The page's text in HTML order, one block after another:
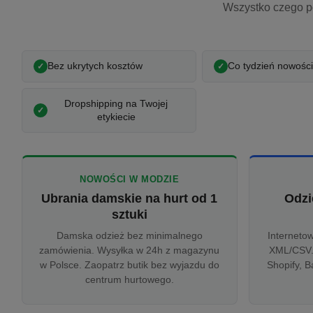
Wszystko czego
Bez ukrytych kosztów Co tydzień nowości
Dropshipping na Twojej
etykiecie
NOWOŚCI W MODZIE
Ubrania damskie na hurt od 1
sztuki
Damska odzież bez minimalnego
zamówienia. Wysyłka w 24h z magazynu
w Polsce. Zaopatrz butik bez wyjazdu do
centrum hurtowego.
XML/
Shopify,